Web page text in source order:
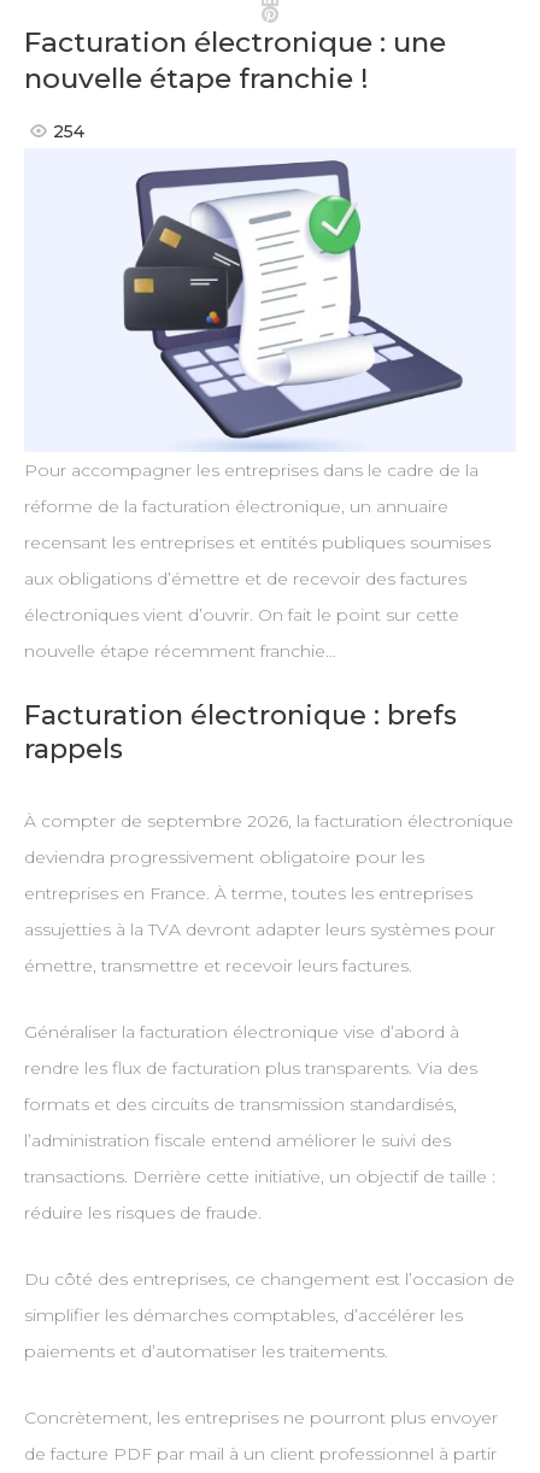
Pinterest
Facturation électronique : une
nouvelle étape franchie !
254
Pour accompagner les entreprises dans le cadre de la
réforme de la facturation électronique, un annuaire
recensant les entreprises et entités publiques soumises
aux obligations d’émettre et de recevoir des factures
électroniques vient d’ouvrir. On fait le point sur cette
nouvelle étape récemment franchie…
Facturation électronique : brefs
rappels
À compter de septembre 2026, la facturation électronique
deviendra progressivement obligatoire pour les
entreprises en France. À terme, toutes les entreprises
assujetties à la TVA devront adapter leurs systèmes pour
émettre, transmettre et recevoir leurs factures.
Généraliser la facturation électronique vise d’abord à
rendre les flux de facturation plus transparents. Via des
formats et des circuits de transmission standardisés,
l’administration fiscale entend améliorer le suivi des
transactions. Derrière cette initiative, un objectif de taille :
réduire les risques de fraude.
Du côté des entreprises, ce changement est l’occasion de
simplifier les démarches comptables, d’accélérer les
paiements et d’automatiser les traitements.
Concrètement, les entreprises ne pourront plus envoyer
de facture PDF par mail à un client professionnel à partir